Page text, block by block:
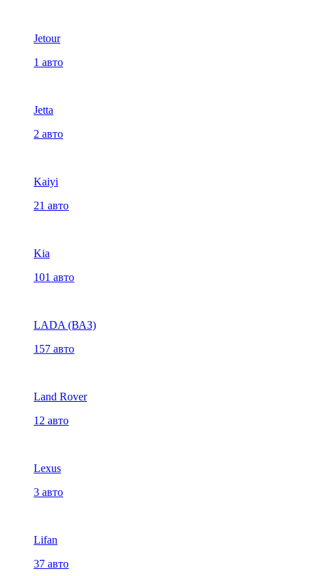
Jetour
1 авто
Jetta
2 авто
Kaiyi
21 авто
Kia
101 авто
LADA (ВАЗ)
157 авто
Land Rover
12 авто
Lexus
3 авто
Lifan
37 авто